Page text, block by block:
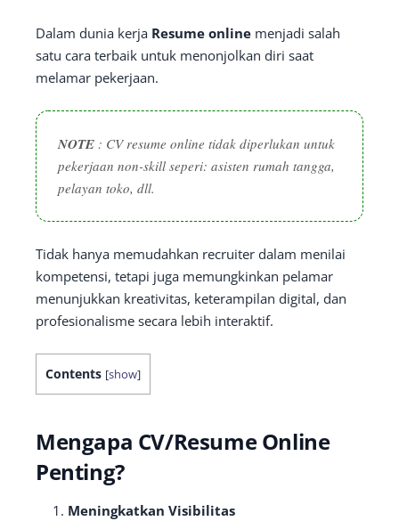
Dalam dunia kerja Resume online menjadi salah
satu cara terbaik untuk menonjolkan diri saat
melamar pekerjaan.
NOTE : CV resume online tidak diperlukan untuk
pekerjaan non-skill seperi: asisten rumah tangga,
pelayan toko, dll.
Tidak hanya memudahkan recruiter dalam menilai
kompetensi, tetapi juga memungkinkan pelamar
menunjukkan kreativitas, keterampilan digital, dan
profesionalisme secara lebih interaktif.
Contents [show]
Mengapa CV/Resume Online
Penting?
Meningkatkan Visibilitas